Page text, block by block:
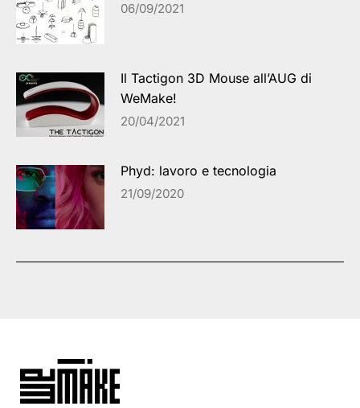
06/09/2021
Il Tactigon 3D Mouse all’AUG di
WeMake!
20/04/2021
Phyd: lavoro e tecnologia
21/09/2020